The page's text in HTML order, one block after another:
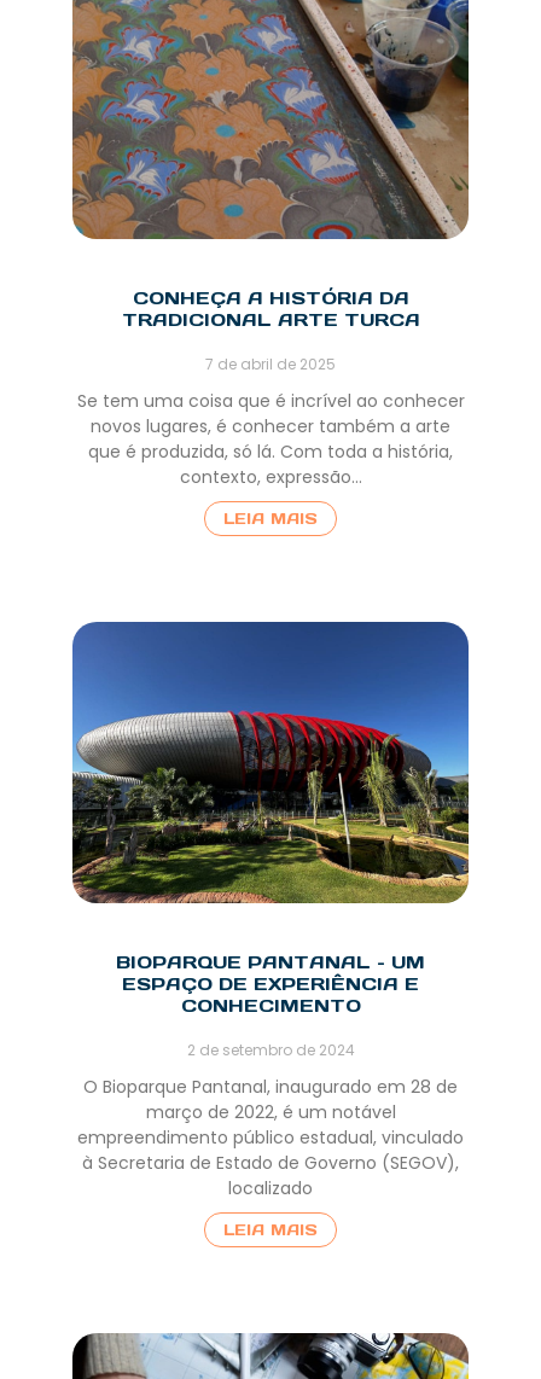
CONHEÇA A HISTÓRIA DA
TRADICIONAL ARTE TURCA
7 de abril de 2025
Se tem uma coisa que é incrível ao conhecer
novos lugares, é conhecer também a arte
que é produzida, só lá. Com toda a história,
contexto, expressão…
LEIA MAIS
BIOPARQUE PANTANAL – UM
ESPAÇO DE EXPERIÊNCIA E
CONHECIMENTO
2 de setembro de 2024
O Bioparque Pantanal, inaugurado em 28 de
março de 2022, é um notável
empreendimento público estadual, vinculado
à Secretaria de Estado de Governo (SEGOV),
localizado
LEIA MAIS